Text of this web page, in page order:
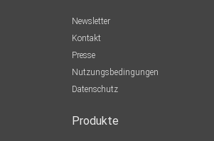
Newsletter
Kontakt
Presse
Nutzungsbedingungen
Datenschutz
Produkte